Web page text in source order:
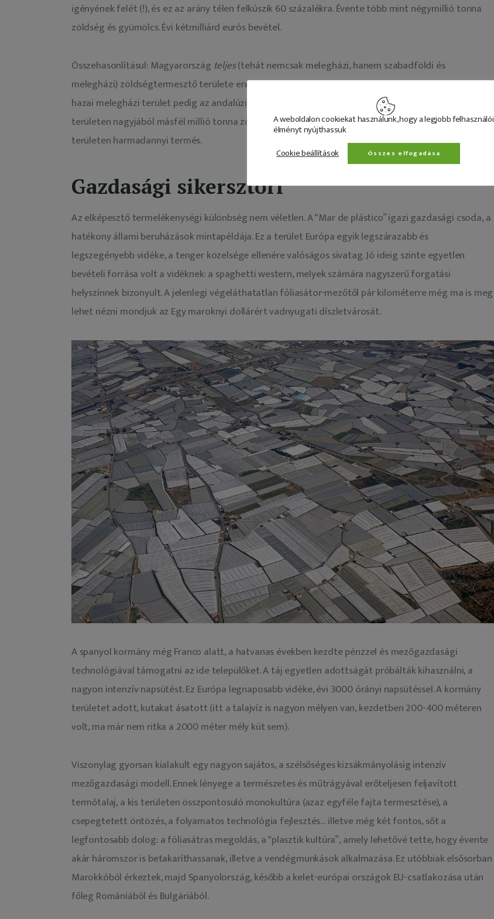
igényének felét (!), és ez az arány télen felkúszik 60 százalékra. Évente több mint négymillió tonna
zöldség és gyümölcs. Évi kétmilliárd eurós bevétel.
Összehasonlításul: Magyarország teljes (tehát nemcsak melegházi, hanem szabadföldi és
melegházi) zöldségtermesztő területe ennek nagyjából a duplája, körülbelül 80-85 ezer hektár. A
hazai melegházi terület pedig az andalúziainak kevesebb mint tizede, kb. 3700 hektár. A teljes hazai
területen nagyjából másfél millió tonna zöldségfélét termelnek meg. Tehát kétszer akkora
területen harmadannyi termés.
Gazdasági sikersztori
Az elképesztő termelékenységi különbség nem véletlen. A “Mar de plástico” igazi gazdasági csoda, a
hatékony állami beruházások mintapéldája. Ez a terület Európa egyik legszárazabb és
legszegényebb vidéke, a tenger közelsége ellenére valóságos sivatag. Jó ideig szinte egyetlen
bevételi forrása volt a vidéknek: a spaghetti western, melyek számára nagyszerű forgatási
helyszínnek bizonyult. A jelenlegi végeláthatatlan fóliasátor-mezőtől pár kilométerre még ma is meg
lehet nézni mondjuk az Egy maroknyi dollárért vadnyugati díszletvárosát.
A spanyol kormány még Franco alatt, a hatvanas években kezdte pénzzel és mezőgazdasági
technológiával támogatni az ide települőket. A táj egyetlen adottságát próbálták kihasználni, a
nagyon intenzív napsütést. Ez Európa legnaposabb vidéke, évi 3000 órányi napsütéssel. A kormány
területet adott, kutakat ásatott (itt a talajvíz is nagyon mélyen van, kezdetben 200-400 méteren
volt, ma már nem ritka a 2000 méter mély kút sem).
Viszonylag gyorsan kialakult egy nagyon sajátos, a szélsőséges kizsákmányolásig intenzív
mezőgazdasági modell. Ennek lényege a természetes és műtrágyával erőteljesen feljavított
termőtalaj, a kis területen összpontosuló monokultúra (azaz egyféle fajta termesztése), a
csepegtetett öntözés, a folyamatos technológia fejlesztés… illetve még két fontos, sőt a
legfontosabb dolog: a fóliasátras megoldás, a “plasztik kultúra”, amely lehetővé tette, hogy évente
akár háromszor is betakaríthassanak, illetve a vendégmunkások alkalmazása. Ez utóbbiak elsősorban
Marokkóból érkeztek, majd Spanyolország, később a kelet-európai országok EU-csatlakozása után
főleg Romániából és Bulgáriából.
A weboldalon cookiekat használunk, hogy a legjobb felhasználói
élményt nyújthassuk
Cookie beállítások
Összes elfogadása